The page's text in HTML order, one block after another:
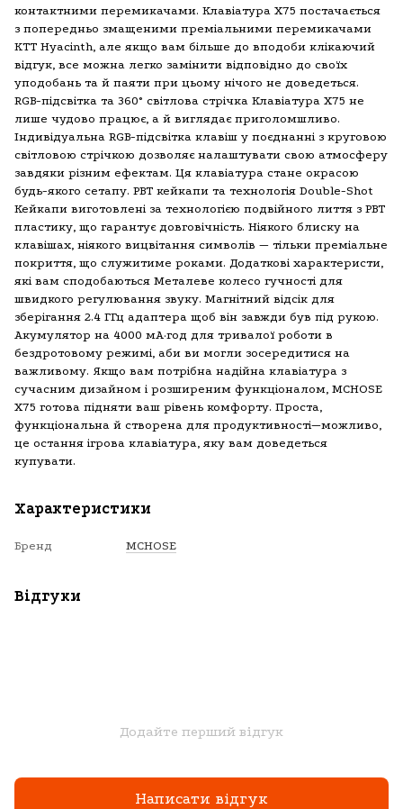
контактними перемикачами. Клавіатура X75 постачається
з попередньо змащеними преміальними перемикачами
KTT Hyacinth, але якщо вам більше до вподоби клікаючий
відгук, все можна легко замінити відповідно до своїх
уподобань та й паяти при цьому нічого не доведеться.
RGB-підсвітка та 360° світлова стрічка Клавіатура X75 не
лише чудово працює, а й виглядає приголомшливо.
Індивідуальна RGB-підсвітка клавіш у поєднанні з круговою
світловою стрічкою дозволяє налаштувати свою атмосферу
завдяки різним ефектам. Ця клавіатура стане окрасою
будь-якого сетапу. PBT кейкапи та технологія Double-Shot
Кейкапи виготовлені за технологією подвійного лиття з PBT
пластику, що гарантує довговічність. Ніякого блиску на
клавішах, ніякого вицвітання символів — тільки преміальне
покриття, що служитиме роками. Додаткові характеристи,
які вам сподобаються Металеве колесо гучності для
швидкого регулювання звуку. Магнітний відсік для
зберігання 2.4 ГГц адаптера щоб він завжди був під рукою.
Акумулятор на 4000 мА·год для тривалої роботи в
бездротовому режимі, аби ви могли зосередитися на
важливому. Якщо вам потрібна надійна клавіатура з
сучасним дизайном і розширеним функціоналом, MCHOSE
X75 готова підняти ваш рівень комфорту. Проста,
функціональна й створена для продуктивності—можливо,
це остання ігрова клавіатура, яку вам доведеться
купувати.
Характеристики
Бренд MCHOSE
Відгуки
Додайте перший відгук
Написати відгук